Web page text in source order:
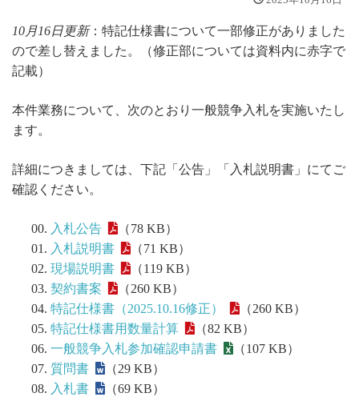
10月16日更新：特記仕様書について一部修正がありました
ので差し替えました。（修正部については資料内に赤字で
記載）
本件業務について、次のとおり一般競争入札を実施いたし
ます。
詳細につきましては、下記「公告」「入札説明書」にてご
確認ください。
入札公告
（78 KB）
入札説明書
（71 KB）
現場説明書
（119 KB）
契約書案
（260 KB）
特記仕様書（2025.10.16修正）
（260 KB）
特記仕様書用数量計算
（82 KB）
一般競争入札参加確認申請書
（107 KB）
質問書
（29 KB）
入札書
（69 KB）